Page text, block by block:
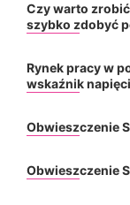
Czy warto
szybko zdobyć
Rynek pracy w
wskaźnik
Obwieszczenie
Obwieszczenie